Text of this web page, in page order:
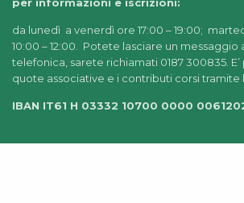
da lunedì a venerdì ore 17:00 – 19:00;
10:00 – 12:00. Potete lasciare un messaggio
telefonica, sarete richiamati 0187 300835.
quote associative e i contributi corsi tramite
IBAN IT61 H 03332 10700 0000